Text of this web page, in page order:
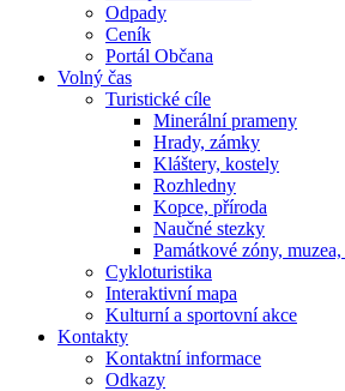
Odpady
Ceník
Portál Občana
Volný čas
Turistické cíle
Minerální prameny
Hrady, zámky
Kláštery, kostely
Rozhledny
Kopce, příroda
Naučné stezky
Památkové zóny,
Cykloturistika
Interaktivní mapa
Kulturní a sportovní akce
Kontakty
Kontaktní informace
Odkazy